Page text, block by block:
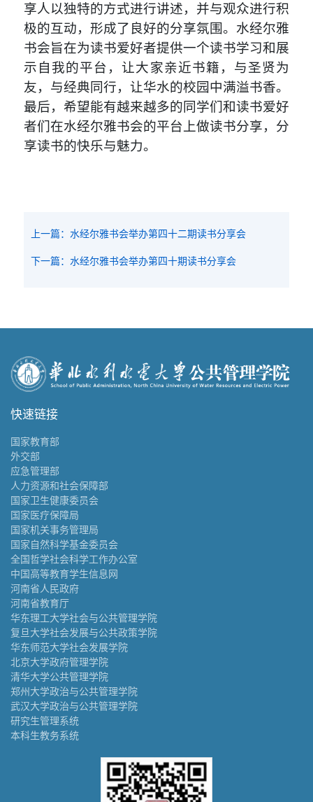
享人以独特的方式进行讲述，并与观众进行积
极的互动， 形成了良好的分享氛围。 水经尔雅
书会旨在为读书爱好者提供一个读书学习和展
示自我的平台，让大家亲近书籍，与圣贤为
友，与经典同行，让华水的校园中满溢书香。
最后，希望能有越来越多的同学们和读书爱好
者们在水经尔雅书会的平台上做读书分享，分
享读书的快乐与魅力。
上一篇：水经尔雅书会举办第四十二期读书分享会
下一篇：水经尔雅书会举办第四十期读书分享会
快速链接
国家教育部
外交部
应急管理部
人力资源和社会保障部
国家卫生健康委员会
国家医疗保障局
国家机关事务管理局
国家自然科学基金委员会
全国哲学社会科学工作办公室
中国高等教育学生信息网
河南省人民政府
河南省教育厅
华东理工大学社会与公共管理学院
复旦大学社会发展与公共政策学院
华东师范大学社会发展学院
北京大学政府管理学院
清华大学公共管理学院
郑州大学政治与公共管理学院
武汉大学政治与公共管理学院
研究生管理系统
本科生教务系统